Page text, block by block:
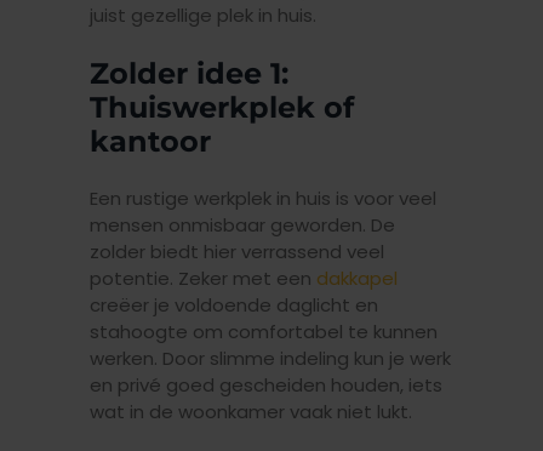
juist gezellige plek in huis.
Zolder idee 1:
Thuiswerkplek of
kantoor
Een rustige werkplek in huis is voor veel
mensen onmisbaar geworden. De
zolder biedt hier verrassend veel
potentie. Zeker met een dakkapel
creëer je voldoende daglicht en
stahoogte om comfortabel te kunnen
werken. Door slimme indeling kun je werk
en privé goed gescheiden houden, iets
wat in de woonkamer vaak niet lukt.